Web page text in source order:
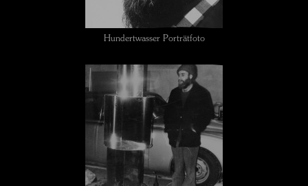
Hundertwasser Porträtfoto